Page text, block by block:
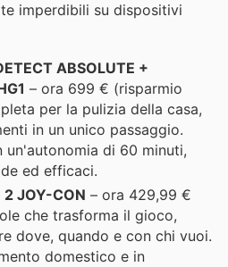
imperdibili su dispositivi
ABSOLUTE +
– ora 699 € (risparmio
per la pulizia della casa,
in un unico passaggio.
un'autonomia di 60 minuti,
ed efficaci.
2 JOY-CON – ora 429,99 €
che trasforma il gioco,
dove, quando e con chi vuoi.
domestico e in